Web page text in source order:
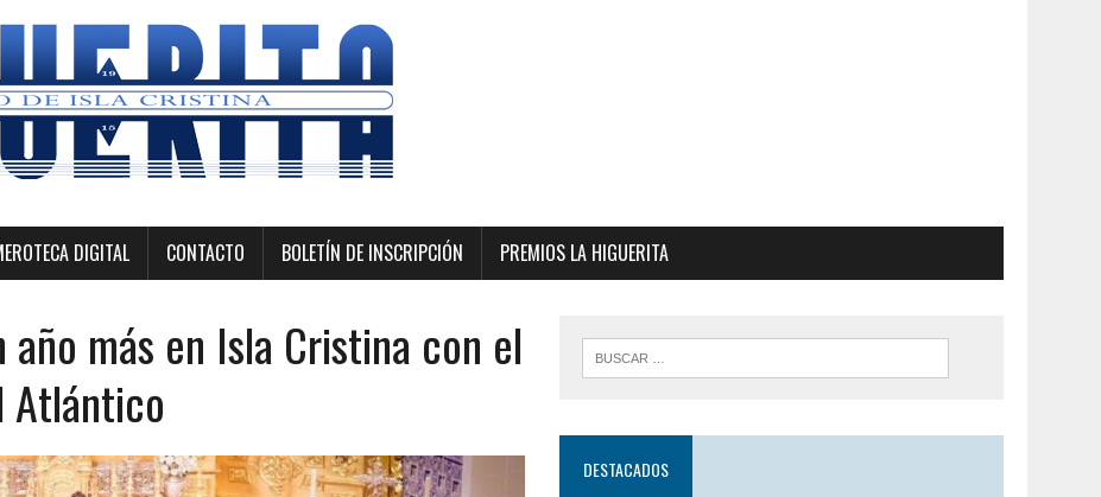
DIGITAL CONTACTO BOLETÍN DE INSCRIPCIÓN PREMIOS LA HIGUERITA
más en Isla Cristina con el
Atlántico
DESTACADOS